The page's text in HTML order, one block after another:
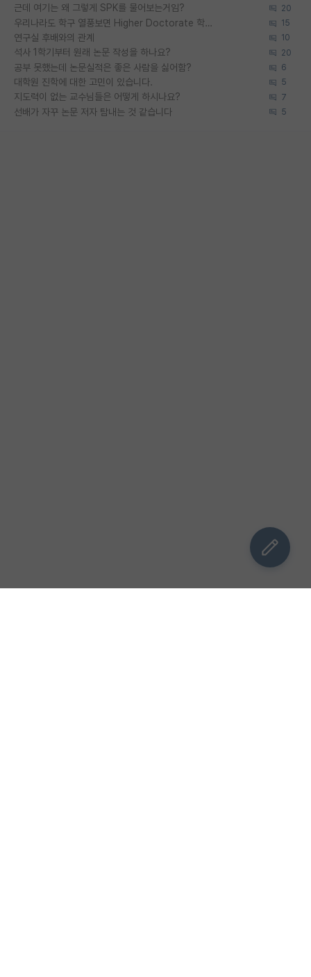
근데 여기는 왜 그렇게 SPK를 물어보는거임? 20
우리나라도 학구 열풍보면 Higher Doctorate 학위가 필요하다고 봅니다. 15
연구실 후배와의 관계 10
석사 1학기부터 원래 논문 작성을 하나요? 20
공부 못했는데 논문실적은 좋은 사람을 싫어함? 6
대학원 진학에 대한 고민이 있습니다. 5
지도력이 없는 교수님들은 어떻게 하시나요? 7
선배가 자꾸 논문 저자 탐내는 것 같습니다 5